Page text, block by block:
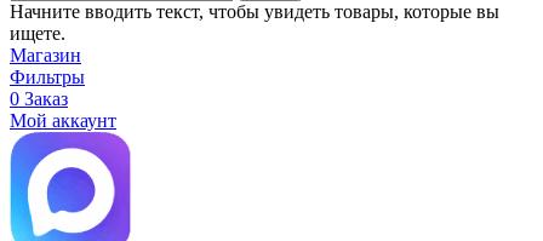
Начните вводить текст, чтобы увидеть товары, которые вы
ищете.
Магазин
Фильтры
0 Заказ
Мой аккаунт